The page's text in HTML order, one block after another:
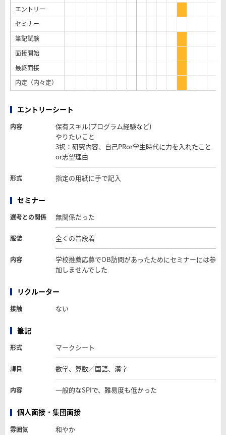
エントリー
セミナー
筆記試験
面接開始
最終面接
内定（内々定）
エントリーシート
内容
保有スキル(プログラム経験など)
やりたいこと
3択：研究内容、自己PRor学生時代に力を入れたこと
or志望理由
形式 指定の用紙に手で記入
セミナー
選考との関係 無関係だった
服装 全くの普段着
内容
学校推薦応募でOB訪問があったためにセミナーには参
加しませんでした
リクルーター
接触 ない
筆記
形式 マークシート
課目 数学、算数／国語、漢字
内容 一般的なSPIで、難易度も低かった
個人面接・集団面接
雰囲気 和やか